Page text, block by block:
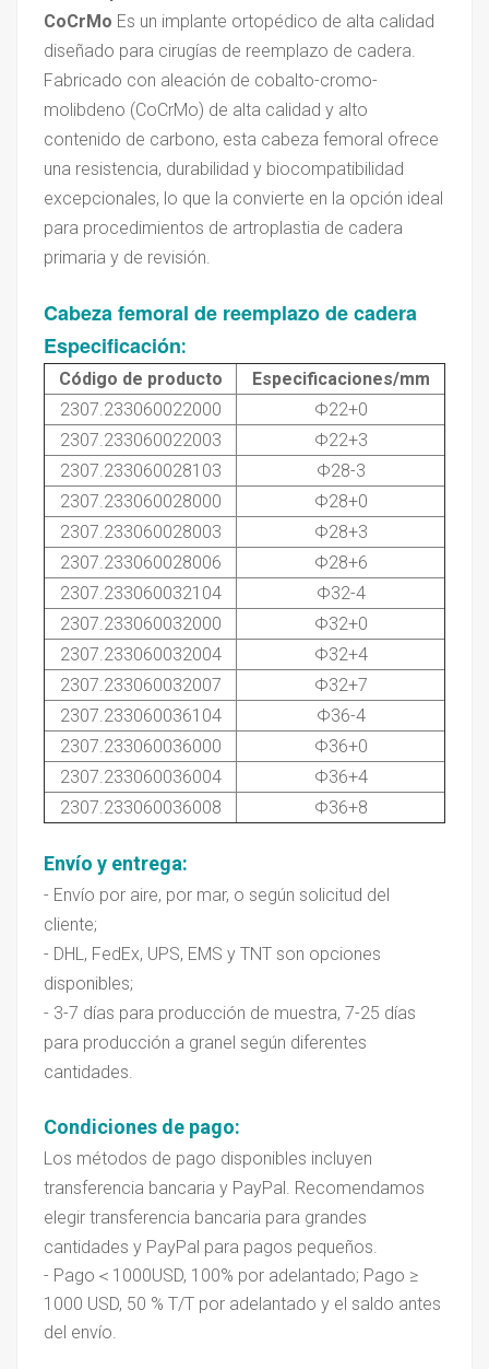
CoCrMo Es un implante ortopédico de alta calidad
diseñado para cirugías de reemplazo de cadera.
Fabricado con aleación de cobalto-cromo-
molibdeno (CoCrMo) de alta calidad y alto
contenido de carbono, esta cabeza femoral ofrece
una resistencia, durabilidad y biocompatibilidad
excepcionales, lo que la convierte en la opción ideal
para procedimientos de artroplastia de cadera
primaria y de revisión.
Cabeza femoral de reemplazo de cadera
Especificación:
Código de producto
Especificaciones/mm
2307.233060022000
Φ22+0
2307.233060022003
Φ22+3
2307.233060028103
Φ28-3
2307.233060028000
Φ28+0
2307.233060028003
Φ28+3
2307.233060028006
Φ28+6
2307.233060032104
Φ32-4
2307.233060032000
Φ32+0
2307.233060032004
Φ32+4
2307.233060032007
Φ32+7
2307.233060036104
Φ36-4
2307.233060036000
Φ36+0
2307.233060036004
Φ36+4
2307.233060036008
Φ36+8
Envío y entrega:
- Envío por aire, por mar, o según solicitud del
cliente;
- DHL, FedEx, UPS, EMS y TNT son opciones
disponibles;
- 3-7 días para producción de muestra, 7-25 días
para producción a granel según diferentes
cantidades.
Condiciones de pago:
Los métodos de pago disponibles incluyen
transferencia bancaria y PayPal. Recomendamos
elegir transferencia bancaria para grandes
cantidades y PayPal para pagos pequeños.
- Pago ＜ 1000USD, 100% por adelantado; Pago ≥
1000 USD, 50 % T/T por adelantado y el saldo antes
del envío.